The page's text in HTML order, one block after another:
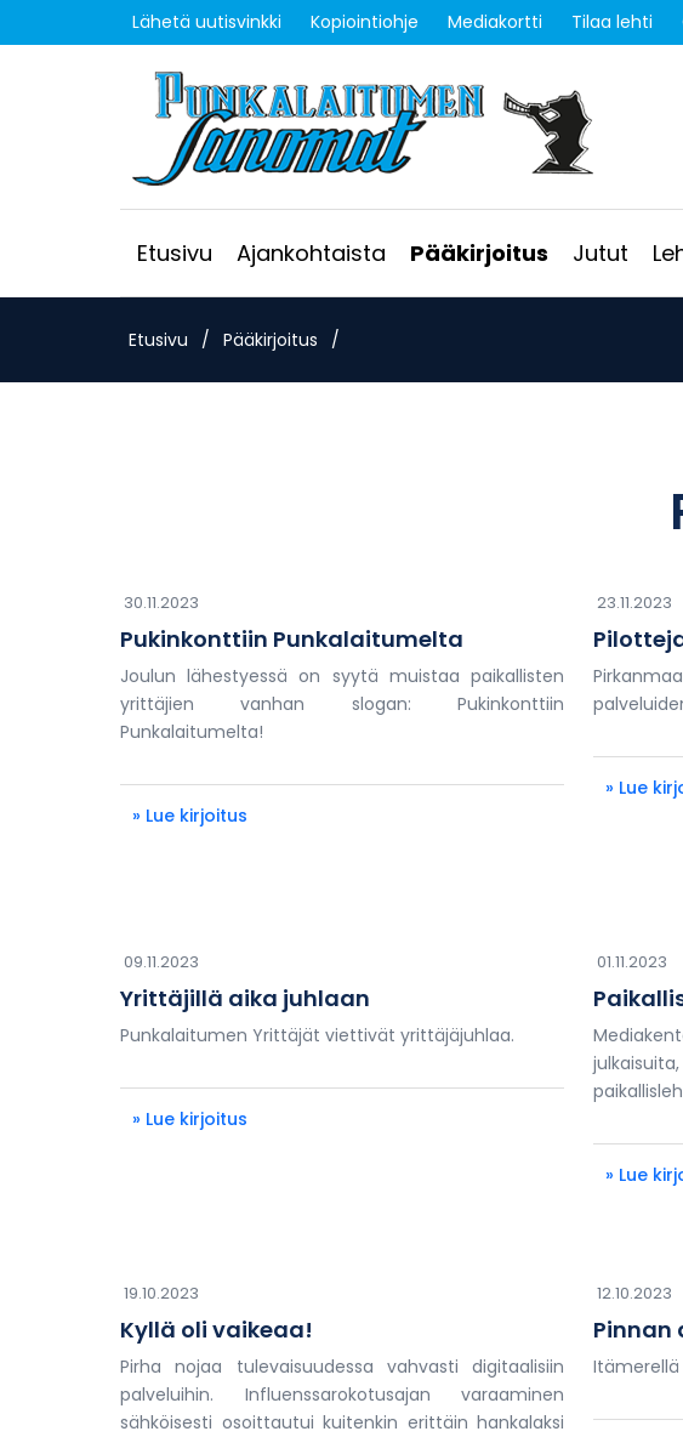
Lähetä uutisvinkki Kopiointiohje Mediakortti Tilaa lehti
Etusivu Ajankohtaista Pääkirjoitus Jutut
Etusivu / Pääkirjoitus /
30.11.2023
Pukinkonttiin Punkalaitumelta
Joulun lähestyessä on syytä muistaa paikallisten
yrittäjien vanhan slogan: Pukinkonttiin
Punkalaitumelta!
» Lue kirjoitus
23.11.2023
» Lue
09.11.2023
Yrittäjillä aika juhlaan
Punkalaitumen Yrittäjät viettivät yrittäjäjuhlaa.
» Lue kirjoitus
01.11.2023
» Lue
19.10.2023
Kyllä oli vaikeaa!
Pirha nojaa tulevaisuudessa vahvasti digitaalisiin
palveluihin. Influenssarokotusajan varaaminen
sähköisesti osoittautui kuitenkin erittäin hankalaksi
12.10.2023
Pinnan